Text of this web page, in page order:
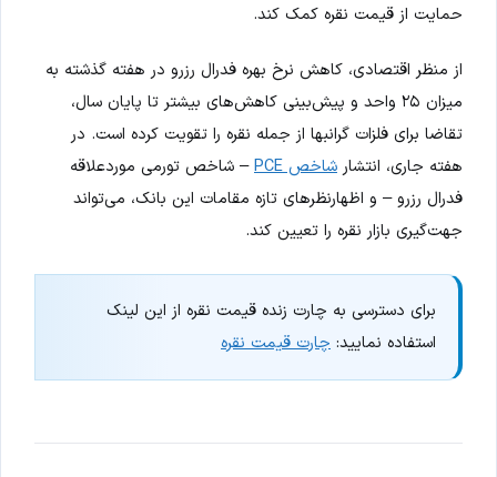
حمایت از قیمت نقره کمک کند.
از منظر اقتصادی، کاهش نرخ بهره فدرال رزرو در هفته گذشته به
میزان ۲۵ واحد و پیش‌بینی کاهش‌های بیشتر تا پایان سال،
تقاضا برای فلزات گرانبها از جمله نقره را تقویت کرده است. در
هفته جاری، انتشار شاخص PCE
– شاخص تورمی موردعلاقه
فدرال رزرو – و اظهارنظرهای تازه مقامات این بانک، می‌تواند
جهت‌گیری بازار نقره را تعیین کند.
برای دسترسی به چارت زنده قیمت نقره از این لینک
استفاده نمایید: چارت قیمت نقره